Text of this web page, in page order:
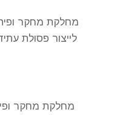
מחלקת מחקר
לייצור פסולת
מחלקת מחקר